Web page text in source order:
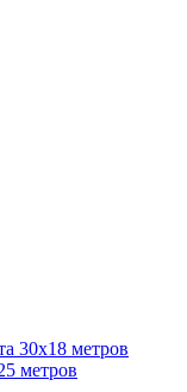
30x18 метров
метров